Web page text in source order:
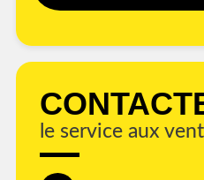
le service aux